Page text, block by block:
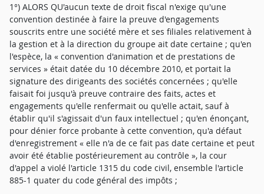
1°) ALORS QU'aucun texte de droit fiscal n'exige qu'une
convention destinée à faire la preuve d'engagements
souscrits entre une société mère et ses filiales relativement à
la gestion et à la direction du groupe ait date certaine ; qu'en
l'espèce, la « convention d'animation et de prestations de
services » était datée du 10 décembre 2010, et portait la
signature des dirigeants des sociétés concernées ; qu'elle
faisait foi jusqu'à preuve contraire des faits, actes et
engagements qu'elle renfermait ou qu'elle actait, sauf à
établir qu'il s'agissait d'un faux intellectuel ; qu'en énonçant,
pour dénier force probante à cette convention, qu'a défaut
d'enregistrement « elle n'a de ce fait pas date certaine et peut
avoir été établie postérieurement au contrôle », la cour
d'appel a violé l'article 1315 du code civil, ensemble l'article
885-1 quater du code général des impôts ;